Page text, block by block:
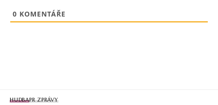
0 KOMENTÁŘE
HUDBAPR ZPRÁVY